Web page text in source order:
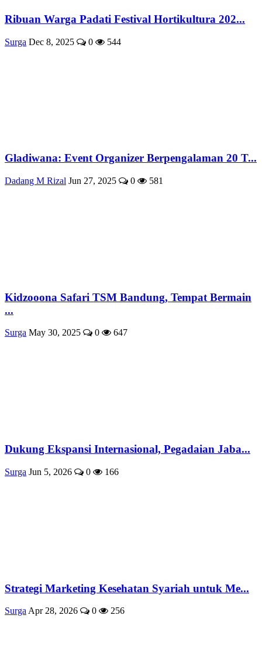
Ribuan Warga Padati Festival Hortikultura 202...
Surga Dec 8, 2025 0 544
Gladiwana: Event Organizer Berpengalaman 20 T...
Dadang M Rizal Jun 27, 2025 0 581
Kidzooona Safari TSM Bandung, Tempat Bermain
...
Surga May 30, 2025 0 647
Dukung Ekspansi Internasional, Pegadaian Jaba...
Surga Jun 5, 2026 0 166
Strategi Marketing Kesehatan Syariah untuk Me...
Surga Apr 28, 2026 0 256